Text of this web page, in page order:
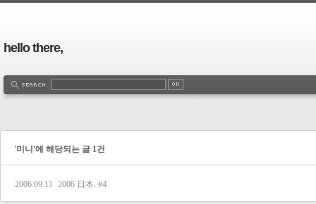
hello there,
'미니'에 해당되는 글 1건
2006.09.11 2006 日本. #4